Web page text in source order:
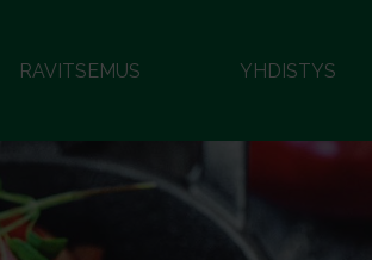
RAVITSEMUS YHDISTYS